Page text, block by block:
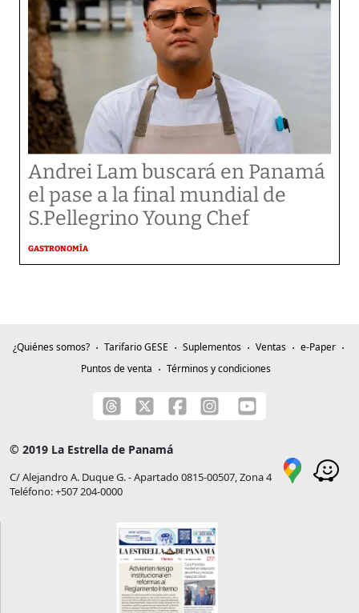
Andrei Lam buscará en Panamá
el pase a la final mundial de
S.Pellegrino Young Chef
GASTRONOMÍA
¿Quiénes somos? Tarifario GESE Suplementos Ventas
e-Paper
Puntos de venta
Términos y condiciones
© 2019 La Estrella de Panamá
C/ Alejandro A. Duque G. - Apartado 0815-00507, Zona 4
Teléfono: +507 204-0000